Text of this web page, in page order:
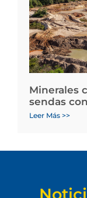
Minerales
sendas
Leer Más >>